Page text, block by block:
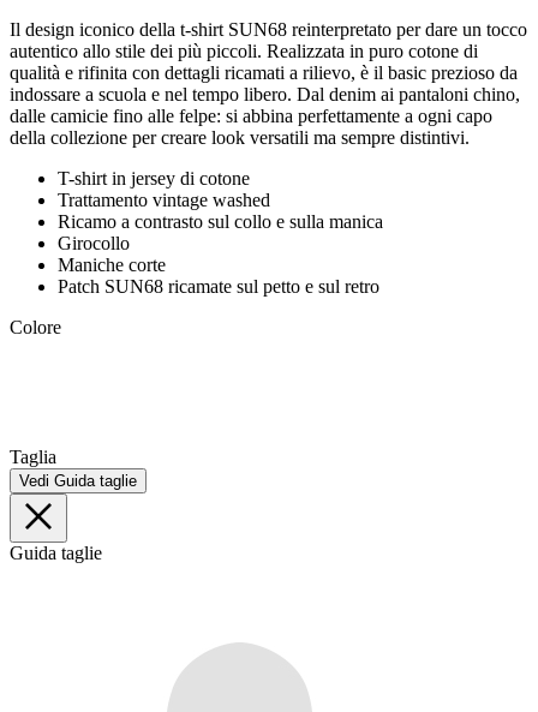
Il design iconico della t-shirt SUN68 reinterpretato per dare un tocco
autentico allo stile dei più piccoli. Realizzata in puro cotone di
qualità e rifinita con dettagli ricamati a rilievo, è il basic prezioso da
indossare a scuola e nel tempo libero. Dal denim ai pantaloni chino,
dalle camicie fino alle felpe: si abbina perfettamente a ogni capo
della collezione per creare look versatili ma sempre distintivi.
T-shirt in jersey di cotone
Trattamento vintage washed
Ricamo a contrasto sul collo e sulla manica
Girocollo
Maniche corte
Patch SUN68 ricamate sul petto e sul retro
Colore
Taglia
Vedi Guida taglie
Guida taglie